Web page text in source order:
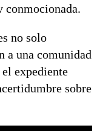
conmocionada.
no solo
a una comunidad
expediente
sobre